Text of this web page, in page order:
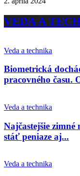
VEDA A
Veda a technika
Biometrická
pracovného času.
Veda a technika
Najčastejšie
stáť peniaze aj...
Veda a technika